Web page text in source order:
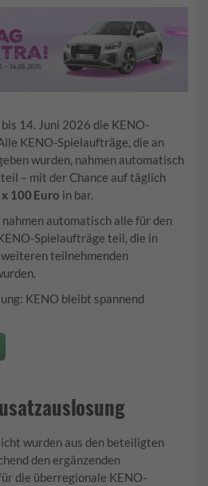
14. Juni 2026 die KENO-
KENO-Spielaufträge, die an
wurden, nahmen automatisch
– mit der Chance auf täglich
100 Euro in bar.
automatisch alle für den
Spielaufträge teil, die in
weiteren teilnehmenden
KENO bleibt spannend
wurden aus den beteiligten
den ergänzenden
die überregionale KENO-